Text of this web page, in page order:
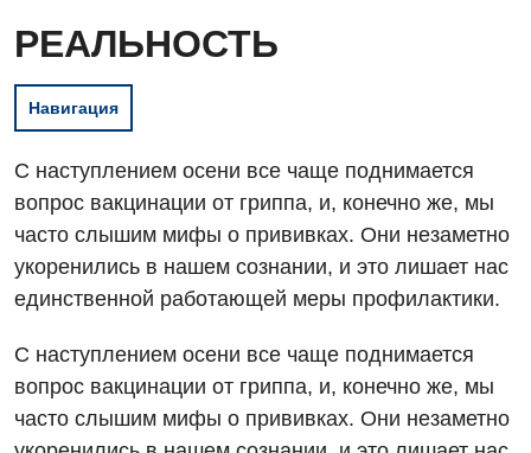
РЕАЛЬНОСТЬ
Навигация
С наступлением осени все чаще поднимается
вопрос вакцинации от гриппа, и, конечно же, мы
часто слышим мифы о прививках. Они незаметно
укоренились в нашем сознании, и это лишает нас
единственной работающей меры профилактики.
С наступлением осени все чаще поднимается
вопрос вакцинации от гриппа, и, конечно же, мы
часто слышим мифы о прививках. Они незаметно